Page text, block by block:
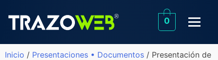
0
Inicio / Presentaciones • Documentos / Presentación de